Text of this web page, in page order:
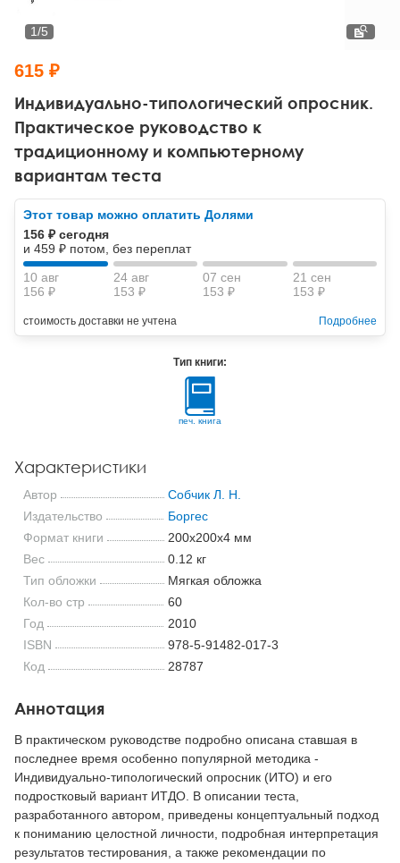
Другие направления психотерапии
Классический, эриксоновский гипноз и НЛП
НЛП
Социальная психология
Классический и юнгианский психоанализ
Индивидуально-типологический опросник.
Практическое руководство к
традиционному и компьютерному
вариантам теста
1/5
615 ₽
Этот товар можно оплатить Долями
156 ₽ сегодня
и 459 ₽ потом, без переплат
10 авг
156 ₽
24 авг
153 ₽
07 сен
153 ₽
21 сен
153 ₽
стоимость доставки не учтена Подробнее
Тип книги:
печ. книга
Характеристики
Автор
Собчик Л. Н.
Издательство
Боргес
Формат книги
200x200x4 мм
Вес
0.12 кг
Тип обложки
Мягкая обложка
Кол-во стр
60
Год
2010
ISBN
978-5-91482-017-3
Код
28787
Аннотация
В практическом руководстве подробно описана ставшая в
последнее время особенно популярной методика -
Индивидуально-типологический опросник (ИТО) и его
подростковый вариант ИТДО. В описании теста,
разработанного автором, приведены концептуальный подход
к пониманию целостной личности, подробная интерпретация
результатов тестирования, а также рекомендации по